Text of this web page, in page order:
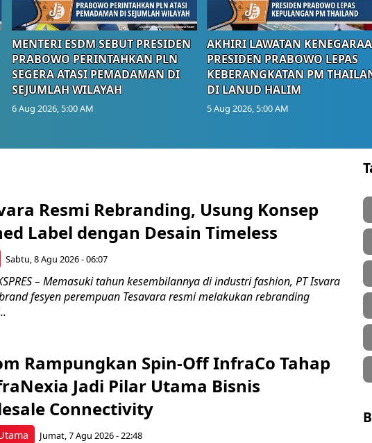
MENTERI ESDM SEBUT PRESIDEN
PRABOWO PERINTAHKAN PLN
SEGERA ATASI PEMADAMAN DI
SEJUMLAH WILAYAH
6 Aug 2026, 5:00 AM
AKHIRI LAWATAN
PRESIDEN PRABOWO LEPAS
KEBERANGKATAN PM
DI LANUD HALIM
5 Aug 2026, 5:00 AM
Resmi Rebranding, Usung Konsep
Label dengan Desain Timeless
Sabtu, 8 Agu 2026 - 06:07
– Memasuki tahun kesembilannya di industri fashion, PT Isvara
fesyen perempuan Tesavara resmi melakukan rebranding
Rampungkan Spin-Off InfraCo Tahap
Jadi Pilar Utama Bisnis
Connectivity
Jumat, 7 Agu 2026 - 22:48